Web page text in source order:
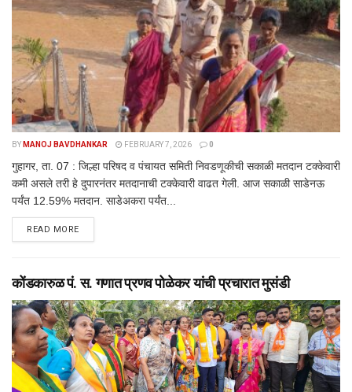
BY MANOJ BAVDHANKAR FEBRUARY 7, 2026 0
गुहागर, ता. 07 : जिल्हा परिषद व पंचायत समिती निवडणूकीची सकाळी मतदान टक्केवारी
कमी असले तरी हे दुपारनंतर मतदानाची टक्केवारी वाढत गेली. आज सकाळी साडेनऊ
पर्यंत 12.59% मतदान. साडेअकरा पर्यंत...
READ MOREDETAILS
कोंडकारुळ पं. स. गणात प्रणव पोळेकर यांची प्रचारात मुसंडी